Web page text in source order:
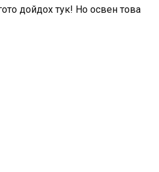
дойдох тук! Но освен това